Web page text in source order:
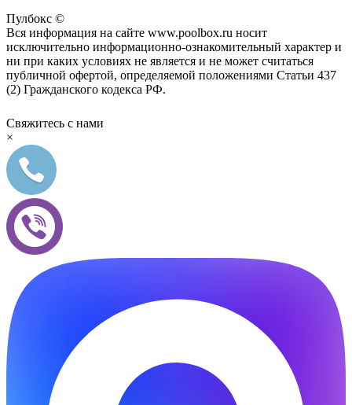
Пулбокс ©
Вся информация на сайте www.poolbox.ru носит
исключительно информационно-ознакомительный характер и
ни при каких условиях не является и не может считаться
публичной офертой, определяемой положениями Статьи 437
(2) Гражданского кодекса РФ.
Свяжитесь с нами
×